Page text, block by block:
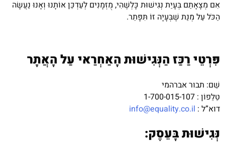
אִם מְצָאָתַם בְּעָיַת נְגִישׁוּת כָּלְשֶׁהִי, מֻזְמָנִים לְעַדְכֵּן אוֹתָנוּ וְאָנוּ נַעֲשָׂה
הַכֹּל עַל מְנַת שֶׁבְּעָיָה זוֹ תִּפָּתֵר.
פִּרְטֵי רַכַּז הַנְּגִישׁוּת הָאַחְרַאי עַל הָאֲתָר
שֵׁם: תבור אברהמי
טֵלֵפוֹן : 1-700-015-107
דוא”ל : info@equality.co.il
נְּגִישׁוּת בָּעֵסֶק: